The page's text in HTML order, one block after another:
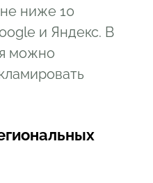
ниже 10
и Яндекс. В
можно